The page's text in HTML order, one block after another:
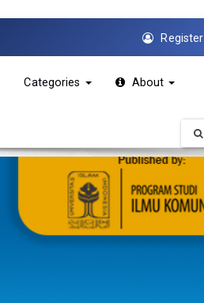
Register
Categories About